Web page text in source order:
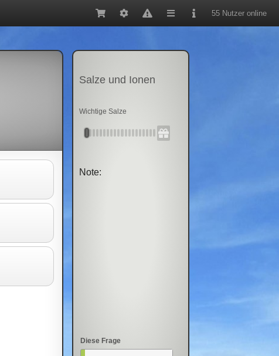
55 Nutzer online
Salze und Ionen
Wichtige Salze
Note:
Diese Frage